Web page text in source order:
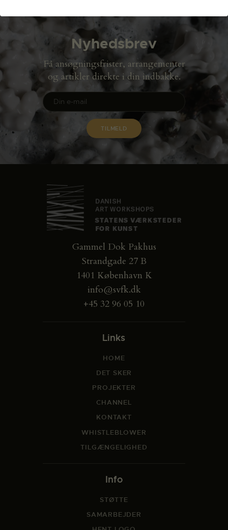
Nyhedsbrev
Få ansøgningsfrister, arrangementer
og artikler direkte i din indbakke.
Gammel Dok Pakhus
Strandgade 27 B
1401 København K
info@svfk.dk
+45 32 96 05 10
Links
HOME
DET SKER
PROJEKTER
CHANNEL
KONTAKT
WHISTLEBLOWER
TILGÆNGELIGHED
Info
STØTTE
SAMARBEJDER